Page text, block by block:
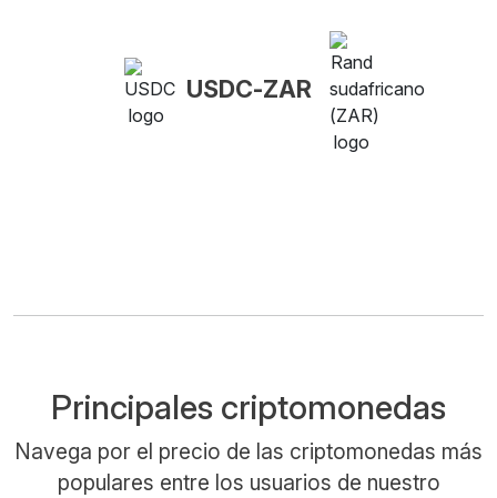
USDC-ZAR
Principales criptomonedas
Navega por el precio de las criptomonedas más
populares entre los usuarios de nuestro